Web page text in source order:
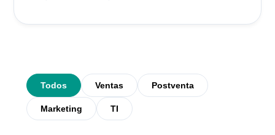
Todos Ventas Postventa
Marketing TI